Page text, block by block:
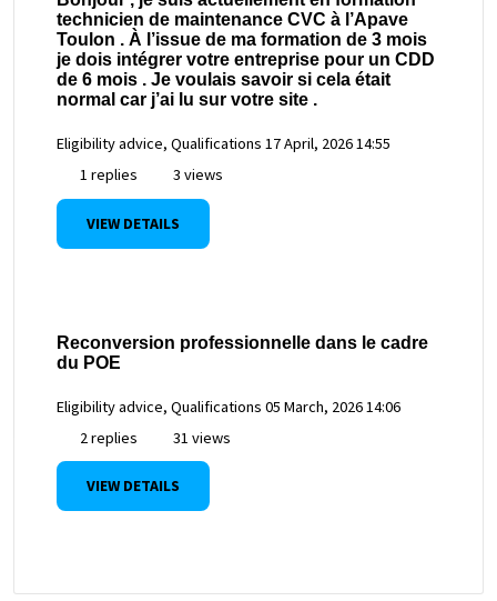
technicien de maintenance CVC à l’Apave
Toulon . À l’issue de ma formation de 3 mois
je dois intégrer votre entreprise pour un CDD
de 6 mois . Je voulais savoir si cela était
normal car j’ai lu sur votre site .
Eligibility advice, Qualifications 17 April, 2026 14:55
1 replies
3 views
VIEW DETAILS
Reconversion professionnelle dans le cadre
du POE
Eligibility advice, Qualifications 05 March, 2026 14:06
2 replies
31 views
VIEW DETAILS